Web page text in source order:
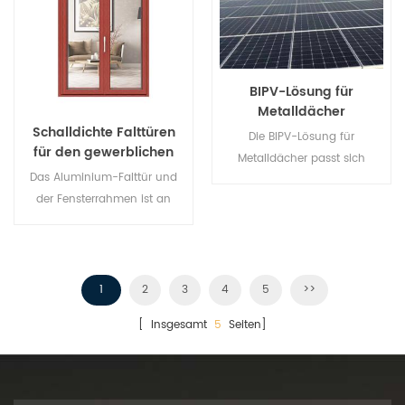
Großhandel richten sich nach
Ihren Anforderungen. Bester
Preis und Service für Sie!
Schalldichte Falttüren
für den gewerblichen
Gebrauch nach Maß
Das Aluminium-Falttür und
der Fensterrahmen ist an
hervorragend. Verschiedene
Türtypen erfüllen
unterschiedliche
architektonische
BIPV-Lösung für
Metalldächer
Die BIPV-Lösung für
Metalldächer passt sich
1 2 3 4 5 >>
[ Insgesamt 5 Seiten]